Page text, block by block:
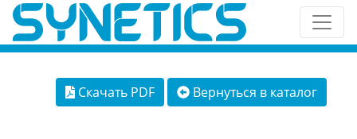
Скачать PDF Вернуться в каталог